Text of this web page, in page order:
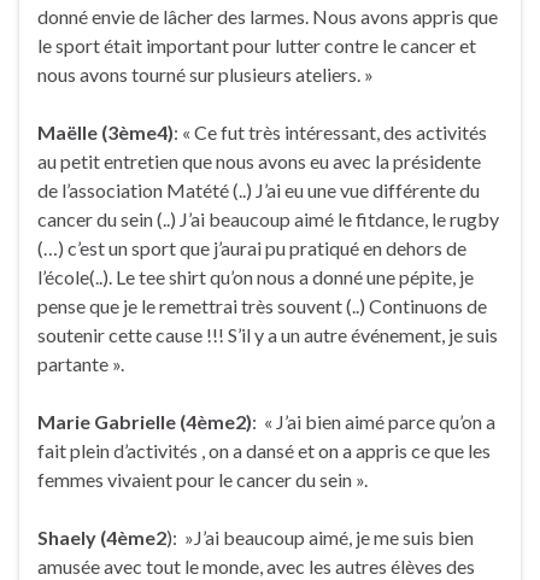
donné envie de lâcher des larmes. Nous avons appris que
le sport était important pour lutter contre le cancer et
nous avons tourné sur plusieurs ateliers. »
Maëlle (3ème4): « Ce fut très intéressant, des activités
au petit entretien que nous avons eu avec la présidente
de l’association Matété (..) J’ai eu une vue différente du
cancer du sein (..) J’ai beaucoup aimé le fitdance, le rugby
(…) c’est un sport que j’aurai pu pratiqué en dehors de
l’école(..). Le tee shirt qu’on nous a donné une pépite, je
pense que je le remettrai très souvent (..) Continuons de
soutenir cette cause !!! S’il y a un autre événement, je suis
partante ».
Marie Gabrielle (4ème2): « J’ai bien aimé parce qu’on a
fait plein d’activités , on a dansé et on a appris ce que les
femmes vivaient pour le cancer du sein ».
Shaely (4ème2): »J’ai beaucoup aimé, je me suis bien
amusée avec tout le monde, avec les autres élèves des